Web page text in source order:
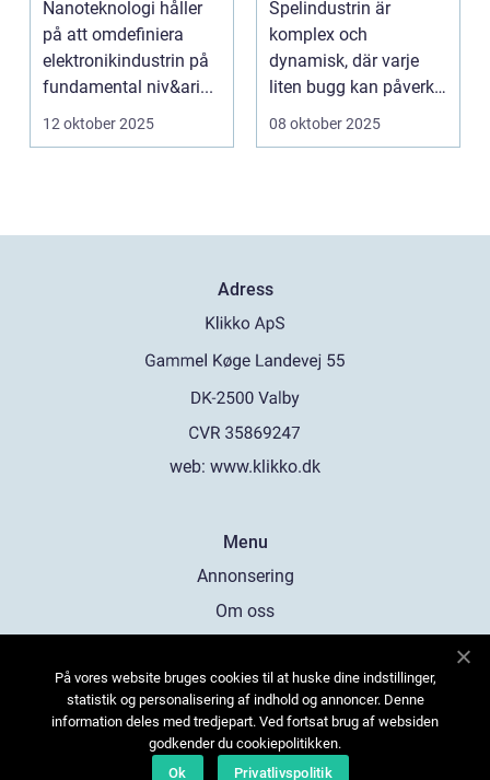
Nanoteknologi håller
på att omdefiniera
elektronikindustrin på
fundamental niv&ari...
12 oktober 2025
spelupplevelsen
Spelindustrin är
komplex och
dynamisk, där varje
liten bugg kan påverka
spelupplevel...
08 oktober 2025
Adress
web: www.klikko.dk
Menu
Annonsering
Om oss
Kontakta oss
Sitemap
På vores website bruges cookies til at huske dine indstillinger,
statistik og personalisering af indhold og annoncer. Denne
information deles med tredjepart. Ved fortsat brug af websiden
godkender du cookiepolitikken.
Ok
Privatlivspolitik